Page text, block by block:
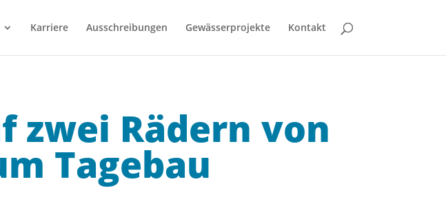
Karriere Ausschreibungen Gewässerprojekte Kontakt
zwei Rädern von
Tagebau